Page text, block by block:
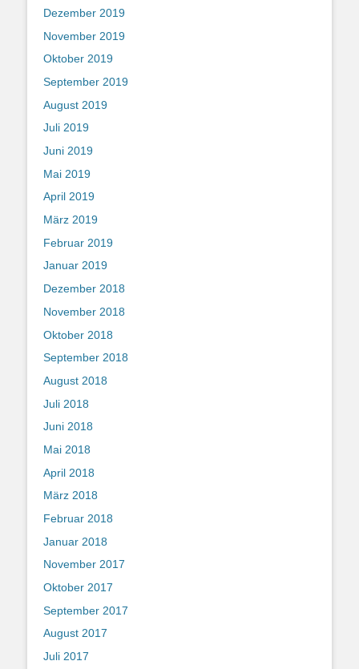
Dezember 2019
November 2019
Oktober 2019
September 2019
August 2019
Juli 2019
Juni 2019
Mai 2019
April 2019
März 2019
Februar 2019
Januar 2019
Dezember 2018
November 2018
Oktober 2018
September 2018
August 2018
Juli 2018
Juni 2018
Mai 2018
April 2018
März 2018
Februar 2018
Januar 2018
November 2017
Oktober 2017
September 2017
August 2017
Juli 2017